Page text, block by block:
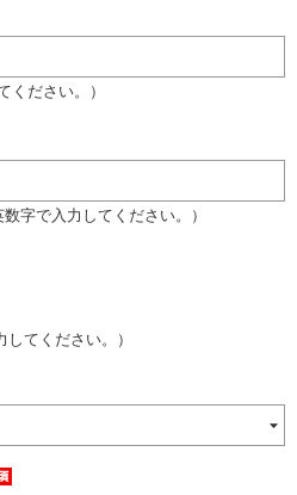
ください。）
字で入力してください。）
てください。）